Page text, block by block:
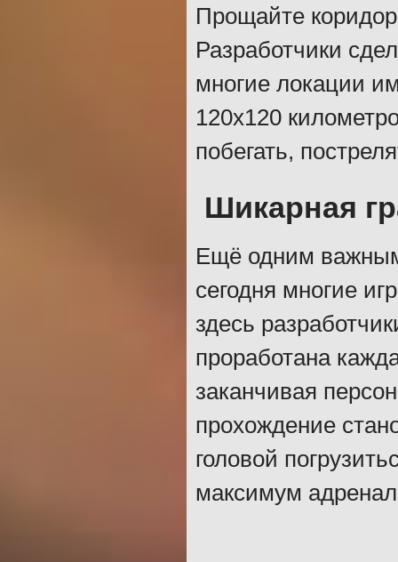
Прощайте
Разработчики
многие локации
120х120
побегать,
Шикарная
Ещё одним
сегодня многие
здесь
проработана
заканчивая
прохождение
головой
максимум